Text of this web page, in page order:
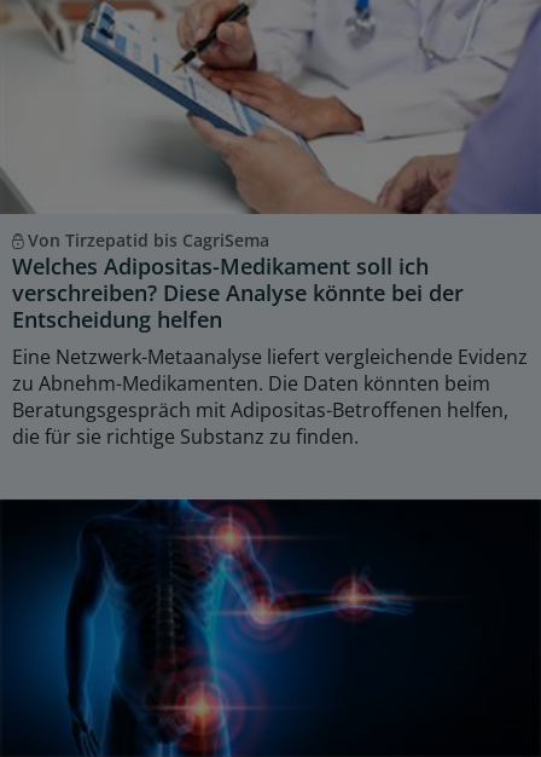
Von Tirzepatid bis CagriSema
Welches Adipositas-Medikament soll ich
verschreiben? Diese Analyse könnte bei der
Entscheidung helfen
Eine Netzwerk-Metaanalyse liefert vergleichende Evidenz
zu Abnehm-Medikamenten. Die Daten könnten beim
Beratungsgespräch mit Adipositas-Betroffenen helfen,
die für sie richtige Substanz zu finden.